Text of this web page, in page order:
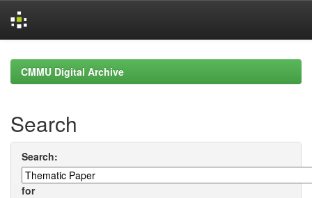
navigationCMMU Digital Archive
Search
Search:
for